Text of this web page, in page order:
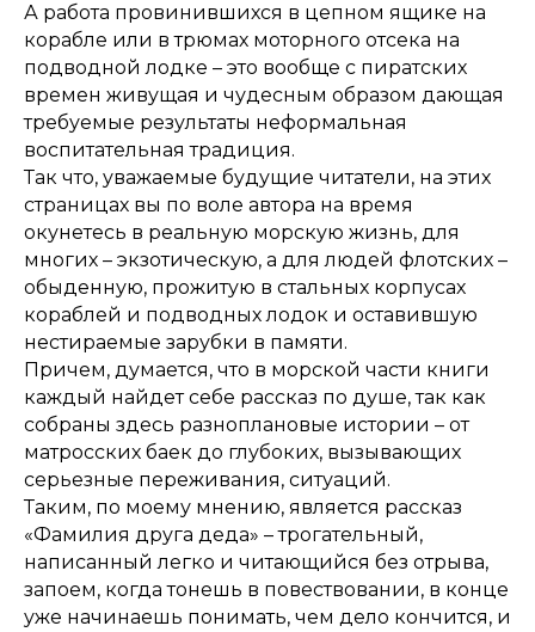
А работа провинившихся в цепном ящике на
корабле или в трюмах моторного отсека на
подводной лодке – это вообще с пиратских
времен живущая и чудесным образом дающая
требуемые результаты неформальная
воспитательная традиция.
Так что, уважаемые будущие читатели, на этих
страницах вы по воле автора на время
окунетесь в реальную морскую жизнь, для
многих – экзотическую, а для людей флотских –
обыденную, прожитую в стальных корпусах
кораблей и подводных лодок и оставившую
нестираемые зарубки в памяти.
Причем, думается, что в морской части книги
каждый найдет себе рассказ по душе, так как
собраны здесь разноплановые истории – от
матросских баек до глубоких, вызывающих
серьезные переживания, ситуаций.
Таким, по моему мнению, является рассказ
«Фамилия друга деда» – трогательный,
написанный легко и читающийся без отрыва,
запоем, когда тонешь в повествовании, в конце
уже начинаешь понимать, чем дело кончится, и